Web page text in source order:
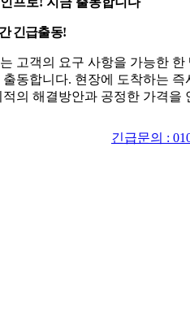
긴급출동!
고객의 요구 사항을 가능한
출동합니다. 현장에 도착하는
적의 해결방안과 공정한 가격을
긴급문의 :